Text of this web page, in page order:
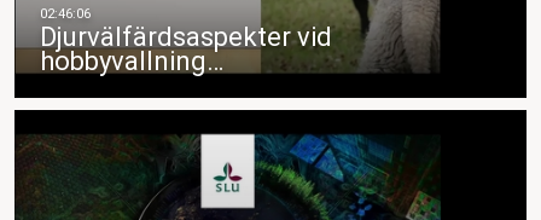
Djurvälfärdsaspekter vid
hobbyvallning…